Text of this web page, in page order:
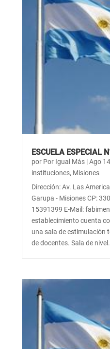
ESCUELA ESPECIAL
por Por Igual Más|Ago
instituciones, Misiones
Dirección: Av. Las
Garupa - Misiones CP:
15391399 E-Mail:
establecimiento cuenta
una sala de estimulación
de docentes. Sala de